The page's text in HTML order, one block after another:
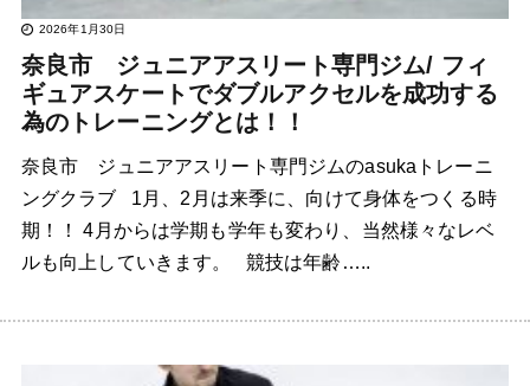
2026年1月30日
奈良市 ジュニアアスリート専門ジム/ フィ
ギュアスケートでダブルアクセルを成功する
為のトレーニングとは！！
奈良市 ジュニアアスリート専門ジムのasukaトレーニ
ングクラブ 1月、2月は来季に、向けて身体をつくる時
期！！ 4月からは学期も学年も変わり、当然様々なレベ
ルも向上していきます。 競技は年齢…..